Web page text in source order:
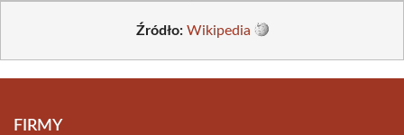
Źródło: Wikipedia
FIRMY